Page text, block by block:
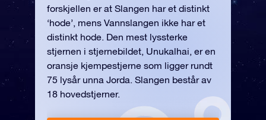
forskjellen er at Slangen har et distinkt
‘hode’, mens Vannslangen ikke har et
distinkt hode. Den mest lyssterke
stjernen i stjernebildet, Unukalhai, er en
oransje kjempestjerne som ligger rundt
75 lysår unna Jorda. Slangen består av
18 hovedstjerner.